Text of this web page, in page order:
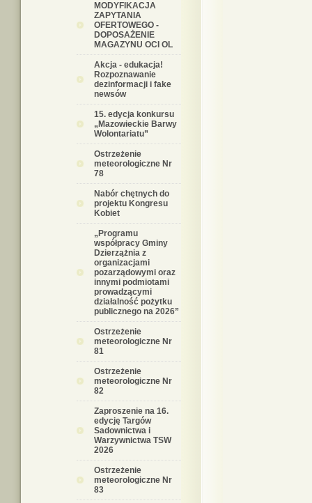
MODYFIKACJA
ZAPYTANIA
OFERTOWEGO -
DOPOSAŻENIE
MAGAZYNU OCI OL
Akcja - edukacja!
Rozpoznawanie
dezinformacji i fake
newsów
15. edycja konkursu
„Mazowieckie Barwy
Wolontariatu”
Ostrzeżenie
meteorologiczne Nr
78
Nabór chętnych do
projektu Kongresu
Kobiet
„Programu
współpracy Gminy
Dzierzążnia z
organizacjami
pozarządowymi oraz
innymi podmiotami
prowadzącymi
działalność pożytku
publicznego na 2026”
Ostrzeżenie
meteorologiczne Nr
81
Ostrzeżenie
meteorologiczne Nr
82
Zaproszenie na 16.
edycję Targów
Sadownictwa i
Warzywnictwa TSW
2026
Ostrzeżenie
meteorologiczne Nr
83